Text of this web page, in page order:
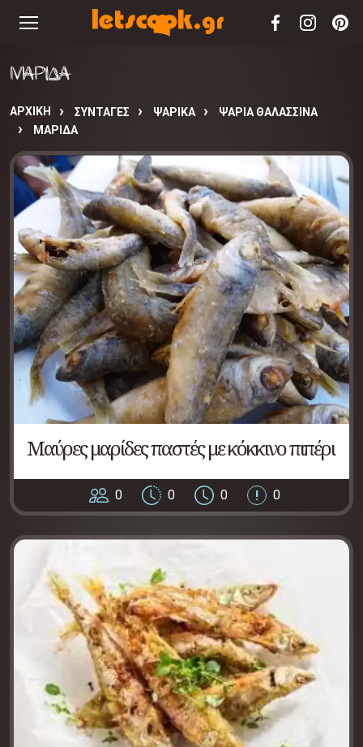
ΜΑΡΙΔΑ
ΑΡΧΙΚΉ ΣΥΝΤΑΓΈΣ ΨΑΡΙΚΑ
ΨΑΡΙΑ ΘΑΛΑΣΣΙΝΑ
ΜΑΡΙΔΑ
Μαύρες μαρίδες παστές με κόκκινο πιπέρι
0 0 0 0